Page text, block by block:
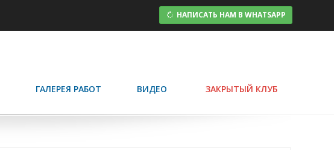
НАПИСАТЬ НАМ В WHATSAPP
ГАЛЕРЕЯ РАБОТ ВИДЕО ЗАКРЫТЫЙ КЛУБ